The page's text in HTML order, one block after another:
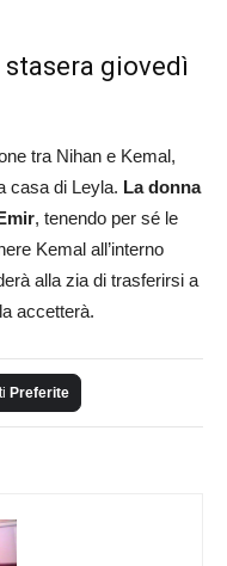
stasera giovedì
tra Nihan e Kemal,
casa di Leyla. La donna
, tenendo per sé le
Kemal all’interno
alla zia di trasferirsi a
accetterà.
Preferite